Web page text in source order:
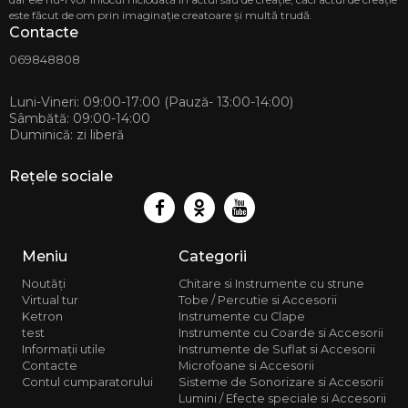
MD-
este făcut de om prin imaginație creatoare și multă trudă.
Contacte
069848808
Luni-Vineri: 09:00-17:00 (Pauză- 13:00-14:00)
Sâmbătă: 09:00-14:00
Duminică: zi liberă
Rețele sociale
Meniu
Noutăți
Virtual tur
Ketron
test
Informații utile
Contacte
Contul cumparatorului
Categorii
Chitare si Instrumente cu strune
Tobe / Percutie si Accesorii
Instrumente cu Clape
Instrumente cu Coarde si Accesorii
Instrumente de Suflat si Accesorii
Microfoane si Accesorii
Sisteme de Sonorizare si Accesorii
Lumini / Efecte speciale si Accesorii